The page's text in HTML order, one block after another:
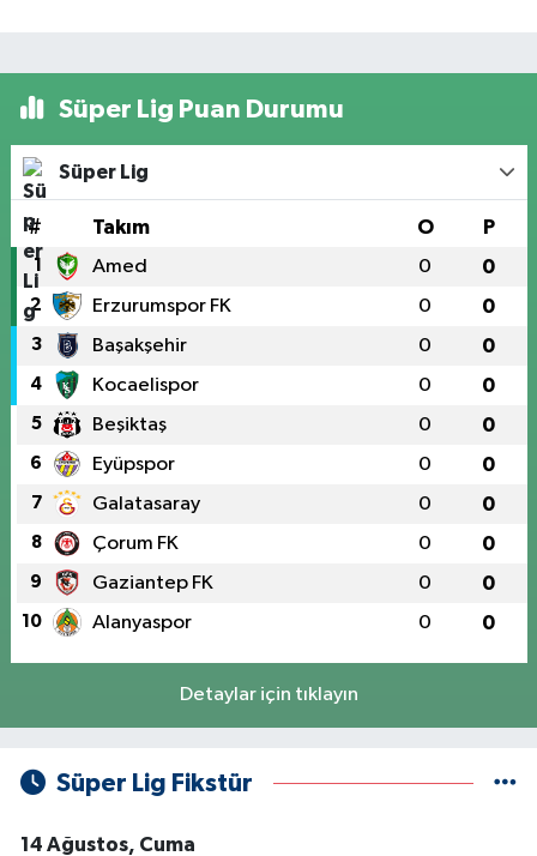
Süper Lig Puan Durumu
Süper Lig
# Takım O P
1 Amed 0 0
2 Erzurumspor FK 0 0
3 Başakşehir 0 0
4 Kocaelispor 0 0
5 Beşiktaş 0 0
6 Eyüpspor 0 0
7 Galatasaray 0 0
8 Çorum FK 0 0
9 Gaziantep FK 0 0
10 Alanyaspor 0 0
Detaylar için tıklayın
Süper Lig Fikstür
14 Ağustos, Cuma